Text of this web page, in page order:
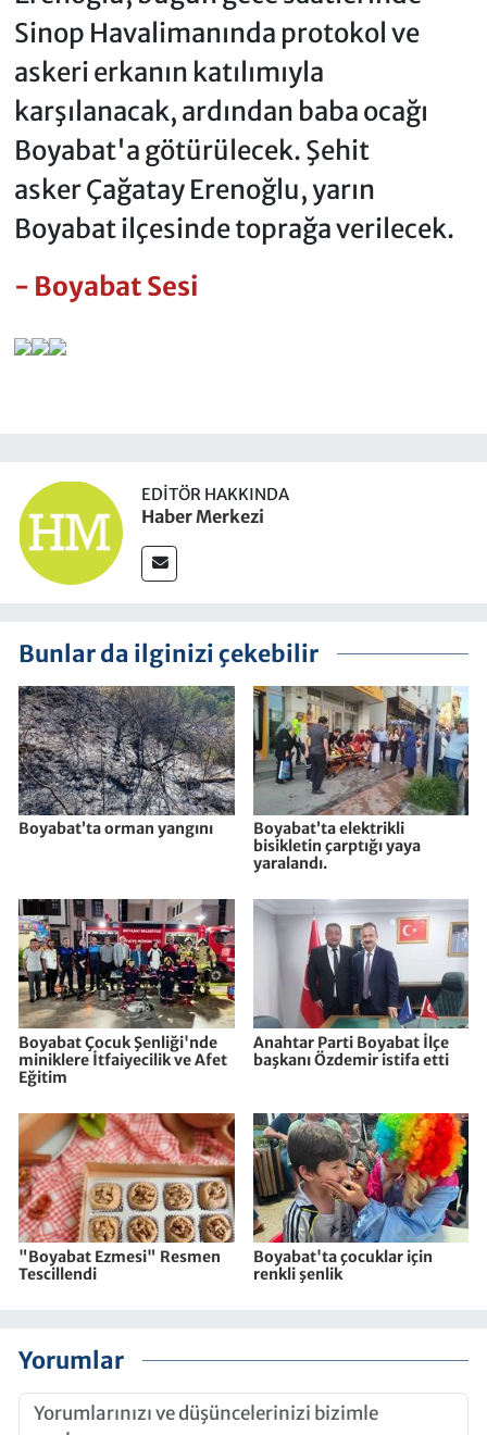
Sinop Havalimanında protokol ve
askeri erkanın katılımıyla
karşılanacak, ardından baba ocağı
Boyabat'a götürülecek. Şehit
asker Çağatay Erenoğlu, yarın
Boyabat ilçesinde toprağa verilecek.
- Boyabat Sesi
EDITÖR HAKKINDA
Haber Merkezi
Bunlar da ilginizi çekebilir
Boyabat’ta orman yangını
Boyabat’ta elektrikli
bisikletin çarptığı yaya
yaralandı.
Boyabat Çocuk Şenliği'nde
miniklere İtfaiyecilik ve Afet
Eğitim
Anahtar Parti Boyabat İlçe
başkanı Özdemir istifa etti
"Boyabat Ezmesi" Resmen
Tescillendi
Boyabat'ta çocuklar için
renkli şenlik
Yorumlar